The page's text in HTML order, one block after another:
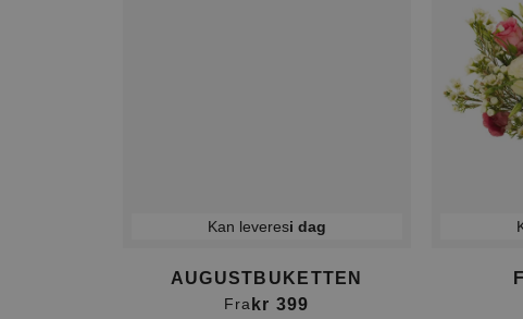
Kan leveresi dag
AUGUSTBUKETTEN
Fra kr 399